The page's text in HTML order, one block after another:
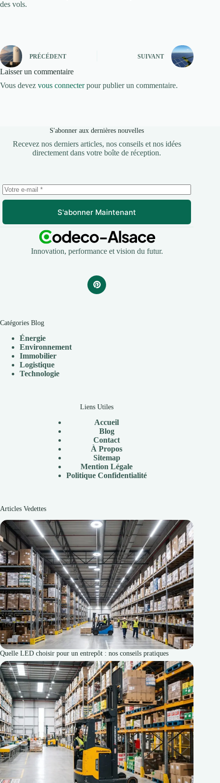
des vols.
PRÉCÉDENT SUIVANT
Laisser un commentaire
Vous devez vous connecterpour publier un commentaire.
S'abonner aux dernières nouvelles
Recevez nos derniers articles, nos conseils et nos idées
directement dans votre boîte de réception.
S'abonner Maintenant
Innovation, performance et vision du futur.
Catégories Blog
Énergie
Environnement
Immobilier
Logistique
Technologie
Liens Utiles
Accueil
Blog
Contact
À Propos
Sitemap
Mention Légale
Politique Confidentialité
Articles Vedettes
Quelle LED choisir pour un entrepôt : nos conseils pratiques